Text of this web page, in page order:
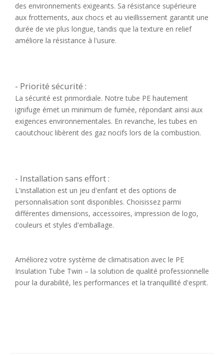
des environnements exigeants. Sa résistance supérieure
aux frottements, aux chocs et au vieillissement garantit une
durée de vie plus longue, tandis que la texture en relief
améliore la résistance à l'usure.
- Priorité sécurité :
La sécurité est primordiale. Notre tube PE hautement
ignifuge émet un minimum de fumée, répondant ainsi aux
exigences environnementales. En revanche, les tubes en
caoutchouc libèrent des gaz nocifs lors de la combustion.
- Installation sans effort :
L'installation est un jeu d'enfant et des options de
personnalisation sont disponibles. Choisissez parmi
différentes dimensions, accessoires, impression de logo,
couleurs et styles d'emballage.
Améliorez votre système de climatisation avec le PE
Insulation Tube Twin – la solution de qualité professionnelle
pour la durabilité, les performances et la tranquillité d'esprit.